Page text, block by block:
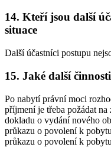
14. Kteří jsou další
situace
Další účastníci postupu
15. Jaké další
Po nabytí právní moci
příjmení je třeba požádat
dokladu o vydání nového
průkazu o povolení k
průkazu o povolení k